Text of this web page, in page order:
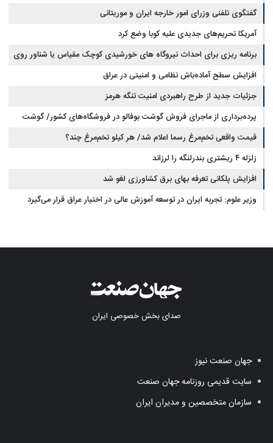
گفتگوی تلفنی وزرای امور خارجه ایران و موریتانی
آمریکا تحریم‌های جدیدی علیه کوبا وضع کرد
برنامه ریزی برای احداث نیروگاه های خورشیدی کوچک مقیاس یا شناور روی
آب در مازندران
افزایش سطح آماده‌باش نظامی و امنیتی در عراق
جزئیات جدید از طرح راهبردی امنیت تنگه هرمز
پرده‌برداری از ماجرای فروش گوشت بوفالو در فروشگاه‌های کشور/ گوشت
بوفالو از کجا وارد می‌شود؟/ هر کیلو بوفالو با چه قیمتی به فروش می‌رود؟
قیمت واقعی تخم‌مرغ رسما اعلام شد/ هر کیلو تخم‌مرغ چند؟
زلزله ۴ ریشتری بندرلنگه را لرزاند
افزایش پلکانی تعرفه بهای برق کشاورزی لغو شد
وزیر علوم: تجربه ایران در توسعه آموزش عالی در اختیار عراق قرار می‌گیرد
صدای بخش خصوصی ایران
جهان صنعت نیوز
سایت قدیمی روزنامه جهان صنعت
سازمان متخصصین و مدیران ایران